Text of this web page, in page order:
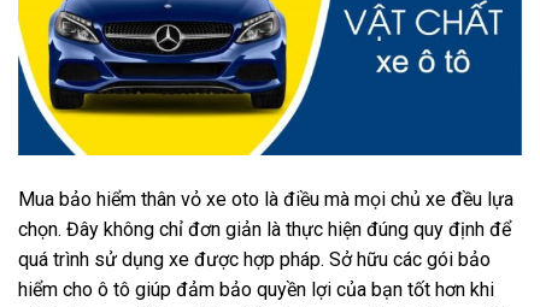
Mua bảo hiểm thân vỏ xe oto là điều mà mọi chủ xe đều lựa
chọn. Đây không chỉ đơn giản là thực hiện đúng quy định để
quá trình sử dụng xe được hợp pháp. Sở hữu các gói bảo
hiểm cho ô tô giúp đảm bảo quyền lợi của bạn tốt hơn khi